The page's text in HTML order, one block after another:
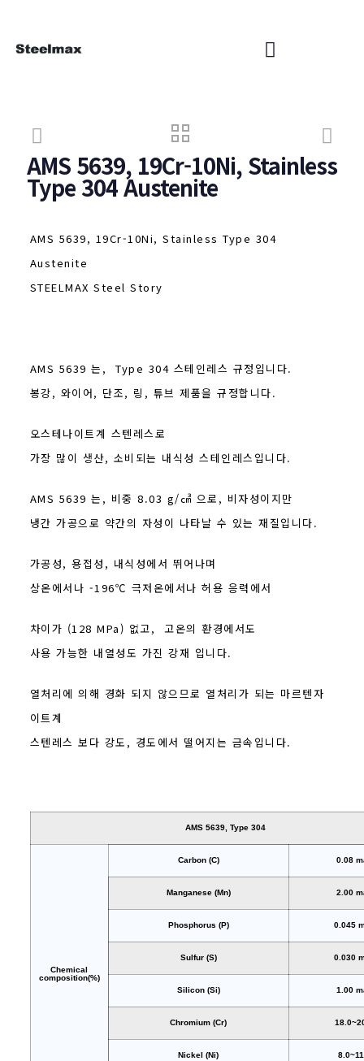
AMS 5639, 19Cr-10Ni, Stainless
Type 304 Austenite
AMS 5639, 19Cr-10Ni, Stainless Type 304
Austenite
STEELMAX Steel Story
AMS 5639 는, Type 304 스테인레스 규정입니다.
봉강, 와이어, 단조, 링, 튜브 제품을 규정합니다.
오스테나이트계 스텐레스로
가장 많이 생산, 소비되는 내식성 스테인레스입니다.
AMS 5639 는, 비중 8.03 g/㎤ 으로, 비자성이지만
냉간 가공으로 약간의 자성이 나타날 수 있는 재질입니다.
가공성, 용접성, 내식성에서 뛰어나며
상온에서나 -196℃ 극저온에서나 허용 응력에서
차이가 (128 MPa) 없고, 고온의 환경에서도
사용 가능한 내열성도 가진 강재 입니다.
열처리에 의해 경화 되지 않으므로 열처리가 되는 마르텐자
이트계
스텐레스 보다 강도, 경도에서 떨어지는 금속입니다.
AMS 5639, Type 304
Chemical
composition(%)
Carbon (C) 0.08
Manganese (Mn) 2.00
Phosphorus (P) 0.045
Sulfur (S) 0.030
Silicon (Si) 1.00
Chromium (Cr)
Nickel (Ni)